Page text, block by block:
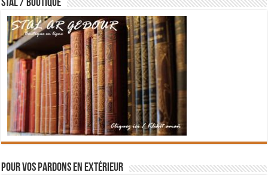
STAL / BOUTIQUE
Pour vos pardons en extérieur